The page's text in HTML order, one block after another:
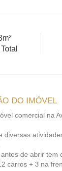
DO IMÓVEL
comercial na
diversas
de abrir tem
carros + 3 na